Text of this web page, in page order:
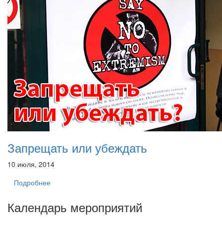
Запрещать или убеждать
10 июля, 2014
Подробнее
Календарь мероприятий